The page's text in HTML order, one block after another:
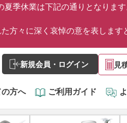
季休業は下記の通りとなりま
方々に深く哀悼の意を表します
新規会員・ログイン 見
方へ ご利用ガイド